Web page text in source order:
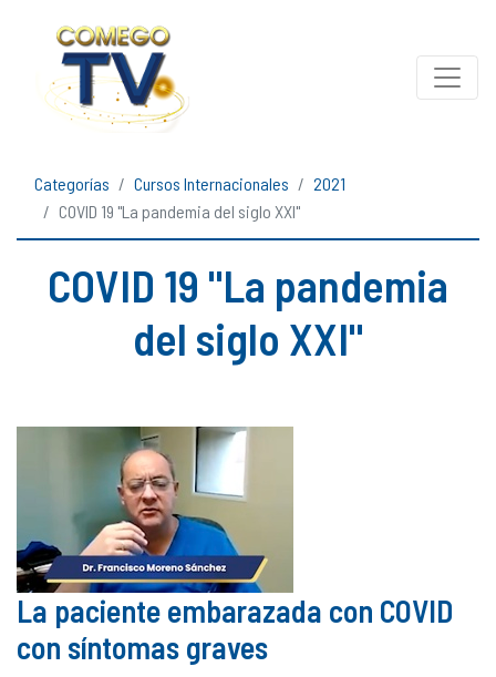
Categorías Cursos Internacionales
2021
COVID 19 "La pandemia del siglo XXI"
COVID 19 "La pandemia
del siglo XXI"
La paciente embarazada con COVID
con síntomas graves